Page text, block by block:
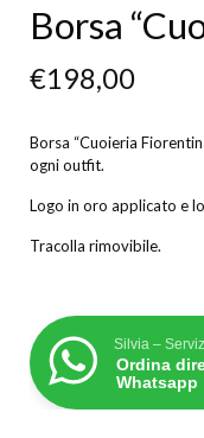
Borsa
€198,00
Borsa “Cuoieria
ogni outfit.
Logo in oro applicato e
Tracolla rimovibile.
Silvia –
Ordina
Whatsapp